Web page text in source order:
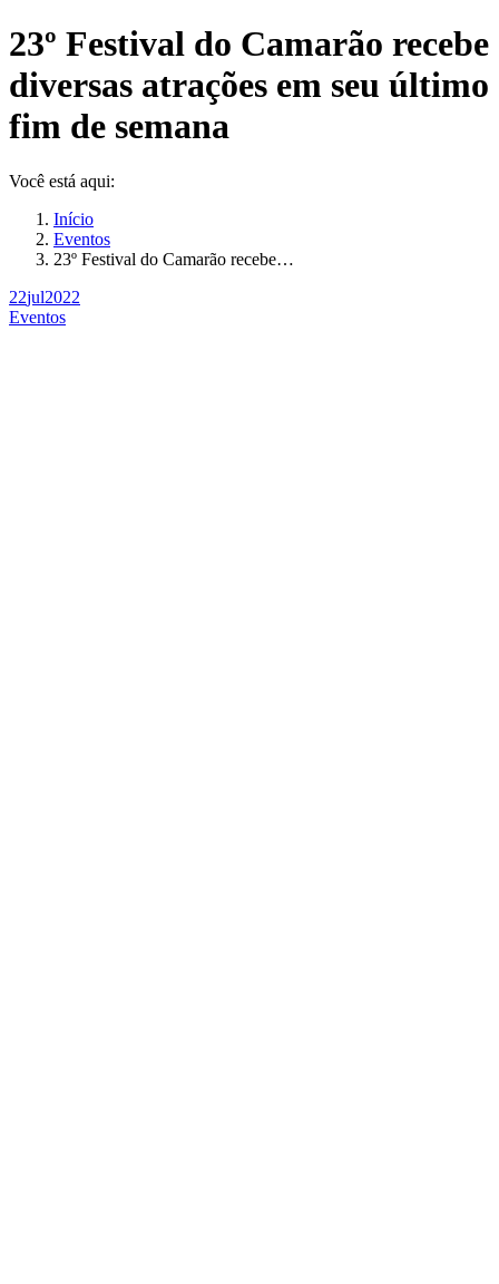
23º Festival do Camarão recebe
diversas atrações em seu último
fim de semana
Você está aqui:
Início
Eventos
23º Festival do Camarão recebe…
22jul2022
Eventos